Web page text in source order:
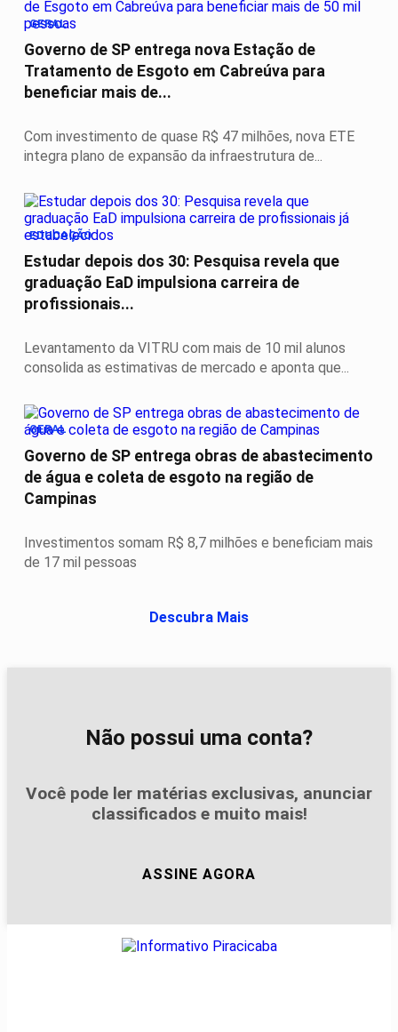
GERAL
Governo de SP entrega nova Estação de
Tratamento de Esgoto em Cabreúva para
beneficiar mais de...
Com investimento de quase R$ 47 milhões, nova ETE
integra plano de expansão da infraestrutura de...
EDUCAÇÃO
Estudar depois dos 30: Pesquisa revela que
graduação EaD impulsiona carreira de
profissionais...
Levantamento da VITRU com mais de 10 mil alunos
consolida as estimativas de mercado e aponta que...
GERAL
Governo de SP entrega obras de abastecimento
de água e coleta de esgoto na região de
Campinas
Investimentos somam R$ 8,7 milhões e beneficiam mais
de 17 mil pessoas
Descubra Mais
Não possui uma conta?
Você pode ler matérias exclusivas, anunciar
classificados e muito mais!
ASSINE AGORA